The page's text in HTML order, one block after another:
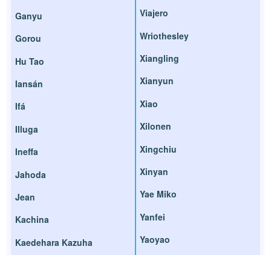
Ganyu
Gorou
Hu Tao
Iansán
Ifá
Illuga
Ineffa
Jahoda
Jean
Kachina
Kaedehara Kazuha
Viajero
Wriothesley
Xiangling
Xianyun
Xiao
Xilonen
Xingchiu
Xinyan
Yae Miko
Yanfei
Yaoyao